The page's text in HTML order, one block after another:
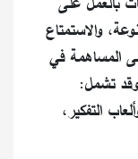
والاستمتاع
المساهمة في
وقد تشمل:
التفكير،